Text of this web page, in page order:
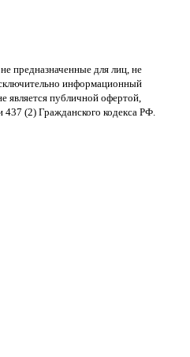
предназначенные для лиц, не
информационный
является публичной офертой,
(2) Гражданского кодекса РФ.